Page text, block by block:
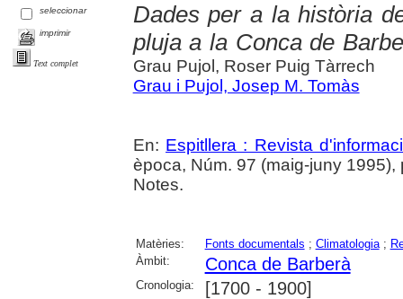
seleccionar
imprimir
Text complet
Dades per a la història
pluja a la Conca de
Grau Pujol, Roser Puig Tàrrech
Grau i Pujol, Josep M. Tomàs
En: Espitllera : Revista
època, Núm. 97 (maig-juny 1995),
Notes.
Matèries: Fonts documentals ; Climatologia;
Àmbit:
Conca de Barberà
Cronologia: [1700 - 1900]